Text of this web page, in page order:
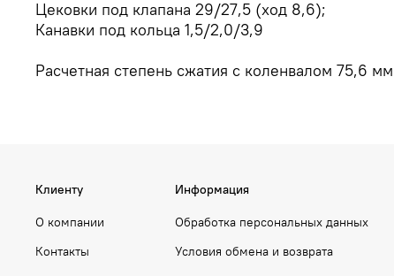
Цековки под клапана 29/27,5 (ход 8,6);
Канавки под кольца 1,5/2,0/3,9
Расчетная степень сжатия с коленвалом 75,6
Клиенту
О компании
Контакты
Информация
Обработка персональных данных
Условия обмена и возврата